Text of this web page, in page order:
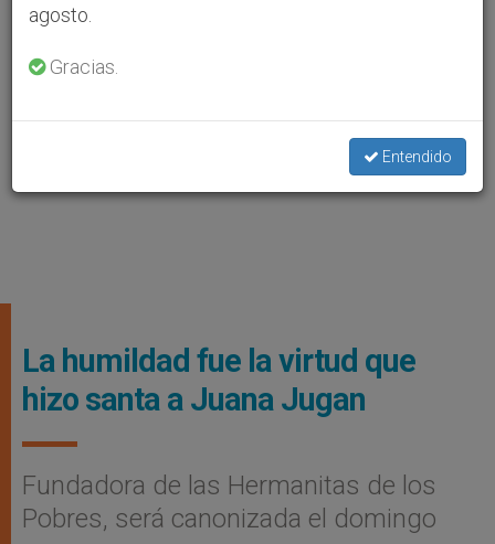
La humildad fue la virtud que
hizo santa a Juana Jugan
Fundadora de las Hermanitas de los
Pobres, será canonizada el domingo
agosto.
Gracias.
Entendido